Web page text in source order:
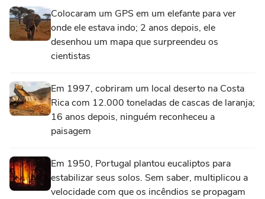
Colocaram um GPS em um elefante para ver
onde ele estava indo; 2 anos depois, ele
desenhou um mapa que surpreendeu os
cientistas
Em 1997, cobriram um local deserto na Costa
Rica com 12.000 toneladas de cascas de laranja;
16 anos depois, ninguém reconheceu a
paisagem
Em 1950, Portugal plantou eucaliptos para
estabilizar seus solos. Sem saber, multiplicou a
velocidade com que os incêndios se propagam